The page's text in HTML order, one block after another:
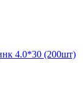
4.0*30 (200шт)